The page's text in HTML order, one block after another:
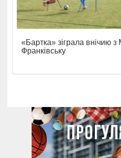
«Бартка» зіграла внічию
Франківську